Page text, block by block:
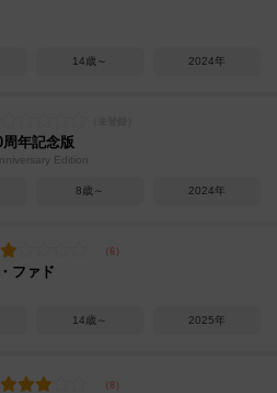
14歳～ 2024年
年記念版
Edition
8歳～ 2024年
ファド
14歳～ 2025年